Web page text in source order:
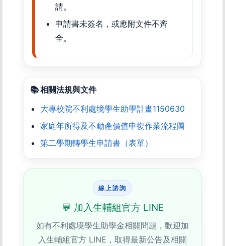
請。
申請書未簽名，或應附文件不齊
全。
📚 相關法規與文件
大專校院不利處境學生助學計畫1150630
家庭年所得及不動產價值申復作業流程圖
第二學期轉學生申請書（表單）
線上諮詢
💬 加入生輔組官方 LINE
如有不利處境學生助學金相關問題，歡迎加
入生輔組官方 LINE，取得最新公告及相關